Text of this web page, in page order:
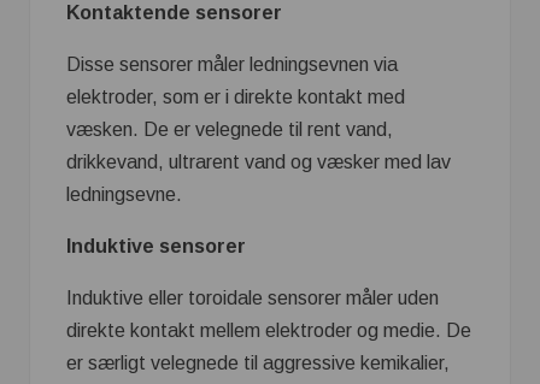
Kontaktende sensorer
Disse sensorer måler ledningsevnen via
elektroder, som er i direkte kontakt med
væsken. De er velegnede til rent vand,
drikkevand, ultrarent vand og væsker med lav
ledningsevne.
Induktive sensorer
Induktive eller toroidale sensorer måler uden
direkte kontakt mellem elektroder og medie. De
er særligt velegnede til aggressive kemikalier,